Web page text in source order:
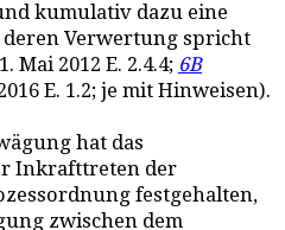
kumulativ dazu eine
Verwertung spricht
Mai 2012 E. 2.4.4; 6B
E. 1.2; je mit Hinweisen).
hat das
Inkrafttreten der
festgehalten,
zwischen dem